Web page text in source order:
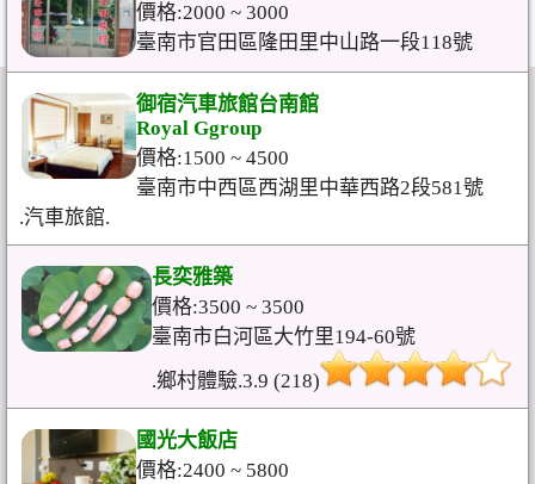
價格:2000 ~ 3000
臺南市官田區隆田里中山路一段118號
御宿汽車旅館台南館
Royal Ggroup
價格:1500 ~ 4500
臺南市中西區西湖里中華西路2段581號
.汽車旅館.
長奕雅築
價格:3500 ~ 3500
臺南市白河區大竹里194-60號
.鄉村體驗.3.9 (218)
國光大飯店
價格:2400 ~ 5800